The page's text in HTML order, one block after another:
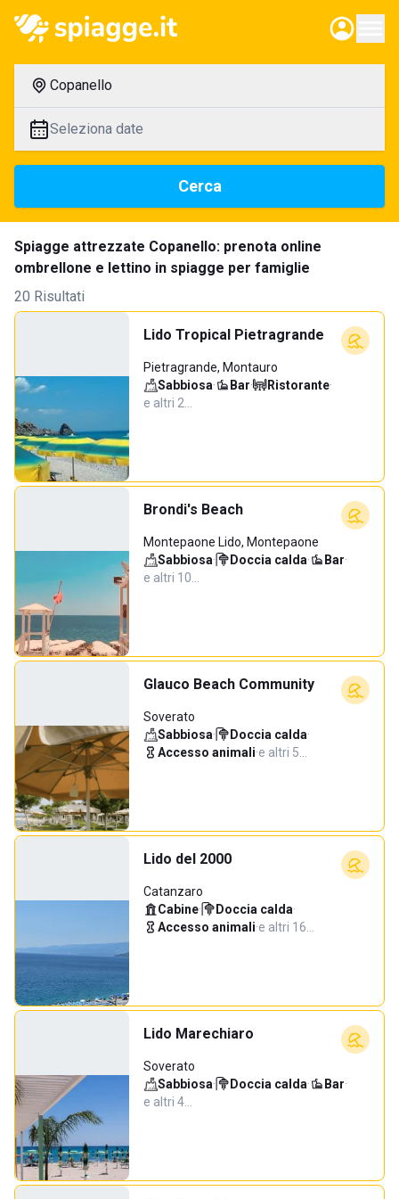
Copanello
Seleziona date
Cerca
Spiagge attrezzate Copanello: prenota online
ombrellone e lettino in spiagge per famiglie
20 Risultati
Lido Tropical Pietragrande
Pietragrande, Montauro
Sabbiosa· Bar· Ristorante·
e altri 2…
Brondi's Beach
Montepaone Lido, Montepaone
Sabbiosa· Doccia calda· Bar·
e altri 10…
Glauco Beach Community
Soverato
Sabbiosa· Doccia calda·
Accesso animali·e altri 5…
Lido del 2000
Catanzaro
Cabine· Doccia calda·
Accesso animali·e altri 16…
Lido Marechiaro
Soverato
Sabbiosa· Doccia calda· Bar·
e altri 4…